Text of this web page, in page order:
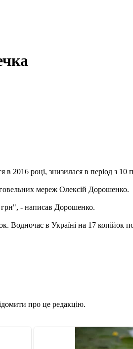
в 2016 році, знизилася в період з
мереж Олексій Дорошенко.
грн", - написав Дорошенко.
Водночас в Україні на 17
про це редакцію.